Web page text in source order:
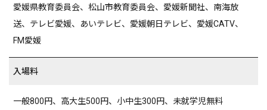
愛媛県教育委員会、松山市教育委員会、愛媛新聞社、南海放
送、テレビ愛媛、あいテレビ、愛媛朝日テレビ、愛媛CATV、
FM愛媛
入場料
一般800円、高大生500円、小中生300円、未就学児無料